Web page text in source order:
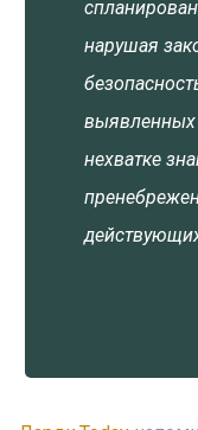
нарушая
выявленных
нехватке